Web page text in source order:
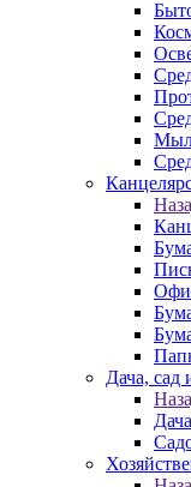
Дача, сад